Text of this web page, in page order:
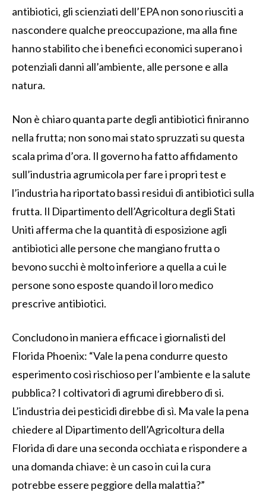
antibiotici, gli scienziati dell’EPA non sono riusciti a
nascondere qualche preoccupazione, ma alla fine
hanno stabilito che i benefici economici superano i
potenziali danni all’ambiente, alle persone e alla
natura.
Non è chiaro quanta parte degli antibiotici finiranno
nella frutta; non sono mai stato spruzzati su questa
scala prima d’ora. Il governo ha fatto affidamento
sull’industria agrumicola per fare i propri test e
l’industria ha riportato bassi residui di antibiotici sulla
frutta. Il Dipartimento dell’Agricoltura degli Stati
Uniti afferma che la quantità di esposizione agli
antibiotici alle persone che mangiano frutta o
bevono succhi è molto inferiore a quella a cui le
persone sono esposte quando il loro medico
prescrive antibiotici.
Concludono in maniera efficace i giornalisti del
Florida Phoenix: “Vale la pena condurre questo
esperimento così rischioso per l’ambiente e la salute
pubblica? I coltivatori di agrumi direbbero di si.
L’industria dei pesticidi direbbe di sì. Ma vale la pena
chiedere al Dipartimento dell’Agricoltura della
Florida di dare una seconda occhiata e rispondere a
una domanda chiave: è un caso in cui la cura
potrebbe essere peggiore della malattia?”